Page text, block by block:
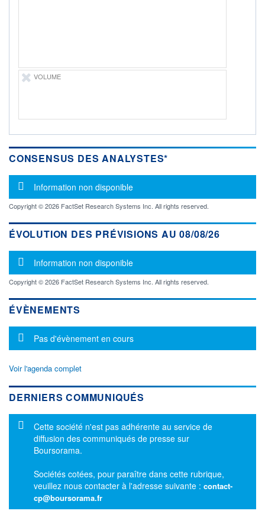
VOLUME
CONSENSUS DES ANALYSTES*
Message d'information
Information non disponible
Copyright © 2026 FactSet Research Systems Inc. All rights reserved.
ÉVOLUTION DES PRÉVISIONS AU 08/08/26
Message d'information
Information non disponible
Copyright © 2026 FactSet Research Systems Inc. All rights reserved.
ÉVÈNEMENTS
Message d'information
Pas d'évènement en cours
Voir l'agenda complet
DERNIERS COMMUNIQUÉS
Message d'information
Cette société n'est pas adhérente au service de
diffusion des communiqués de presse sur
Boursorama.
Sociétés cotées, pour paraître dans cette rubrique,
veuillez nous contacter à l'adresse suivante : contact-
cp@boursorama.fr